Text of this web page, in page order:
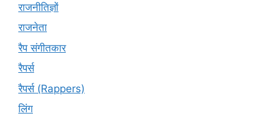
राजनीतिज्ञों
राजनेता
रैप संगीतकार
रैपर्स
रैपर्स (Rappers)
लिंग